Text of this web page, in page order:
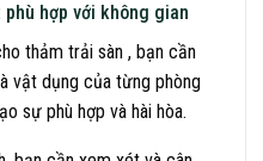
hợp với không gian
thảm trải sàn , bạn cần
vật dụng của từng phòng
sự phù hợp và hài hòa.